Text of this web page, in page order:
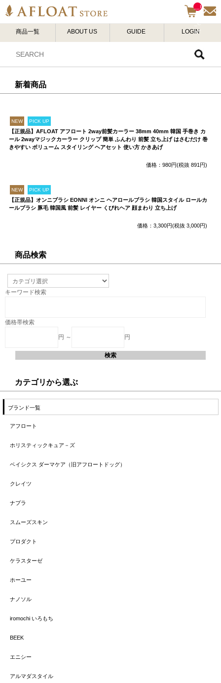
__I
TM
_C
NT
商品一覧 ABOUT US GUIDE LOGIN
新着商品
NEW PICK UP
【正規品】AFLOAT アフロート 2way前髪カーラー 38mm 40mm 韓国 手巻き カ
ール 2wayマジックカーラー クリップ 簡単 ふんわり 前髪 立ち上げ はさむだけ 巻
きやすい ボリューム スタイリング ヘアセット 使い方 かきあげ
価格：980円(税抜 891円)
NEW PICK UP
【正規品】オンニブラシ EONNI オンニ ヘアロールブラシ 韓国スタイル ロールカ
ールブラシ 豚毛 韓国風 前髪 レイヤー くびれヘア 顔まわり 立ち上げ
価格：3,300円(税抜 3,000円)
商品検索
キーワード検索
価格帯検索
円 ～ 円
カテゴリから選ぶ
ブランド一覧
アフロート
ホリスティックキュア－ズ
ベイシクス ダーマケア（旧アフロートドッグ）
クレイツ
ナプラ
スムーズスキン
プロダクト
ケラスターゼ
ホーユー
ナノソル
iromochi いろもち
BEEK
エニシー
アルマダスタイル